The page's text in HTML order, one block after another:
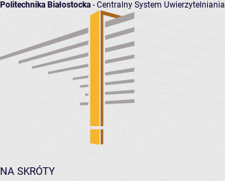
Politechnika Białostocka - Centralny System Uwierzytelniania
NA SKRÓTY